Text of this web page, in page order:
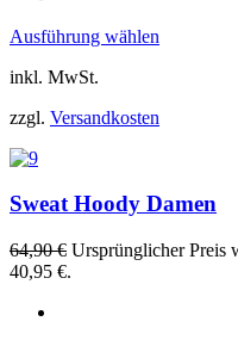
Ausführung wählen
inkl. MwSt.
zzgl. Versandkosten
Sweat Hoody Damen
64,90€ Ursprünglicher Preis
40,95 €.